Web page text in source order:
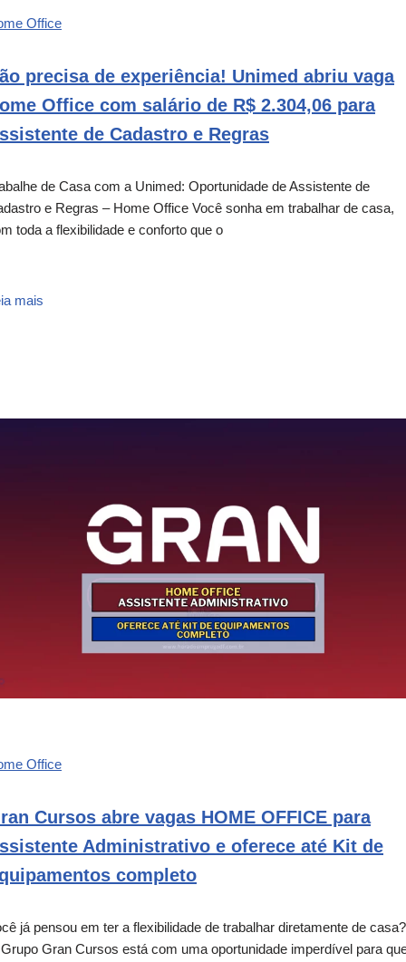
Office
precisa de experiência! Unimed abriu vaga
Office com salário de R$ 2.304,06 para
de Cadastro e Regras
de Casa com a Unimed: Oportunidade de Assistente de
e Regras – Home Office Você sonha em trabalhar de casa,
toda a flexibilidade e conforto que o
mais
Office
Cursos abre vagas HOME OFFICE para
Administrativo e oferece até Kit de
completo
já pensou em ter a flexibilidade de trabalhar diretamente de casa?
Gran Cursos está com uma oportunidade imperdível para